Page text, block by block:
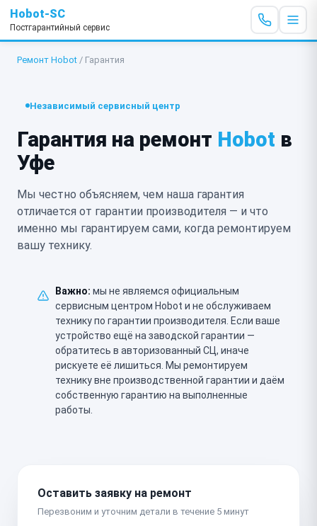
Hobot-SC
Постгарантийный сервис
Ремонт Hobot / Гарантия
Независимый сервисный центр
Гарантия на ремонт Hobot в
Уфе
Мы честно объясняем, чем наша гарантия
отличается от гарантии производителя — и что
именно мы гарантируем сами, когда ремонтируем
вашу технику.
Важно: мы не являемся официальным
сервисным центром Hobot и не обслуживаем
технику по гарантии производителя. Если ваше
устройство ещё на заводской гарантии —
обратитесь в авторизованный СЦ, иначе
рискуете её лишиться. Мы ремонтируем
технику вне производственной гарантии и даём
собственную гарантию на выполненные
работы.
Оставить заявку на ремонт
Перезвоним и уточним детали в течение 5 минут